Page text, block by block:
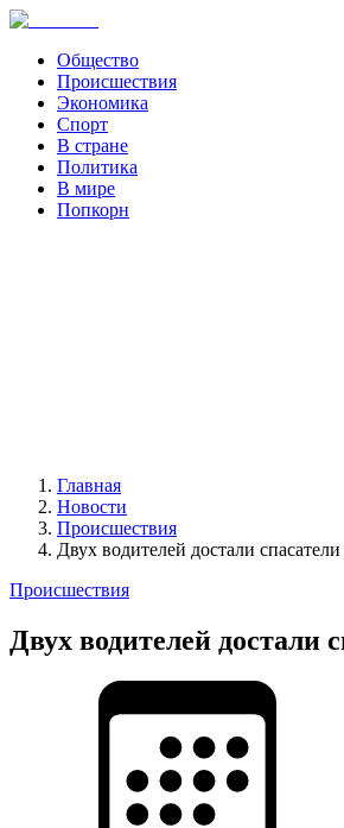
Общество
Происшествия
Экономика
Спорт
В стране
Политика
В мире
Попкорн
Главная
Новости
Происшествия
Двух водителей достали
Происшествия
Двух водителей